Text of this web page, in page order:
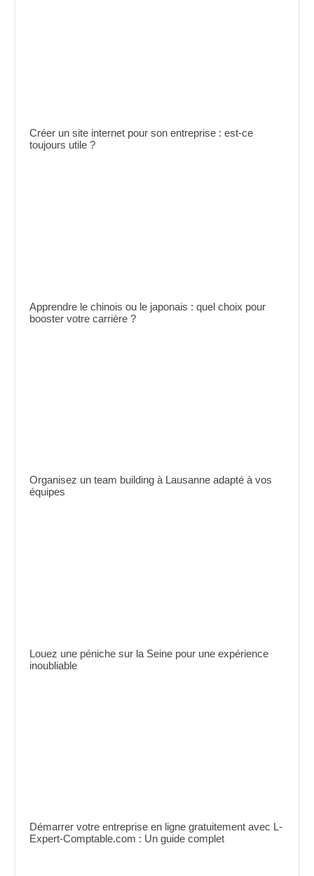
Créer un site internet pour son entreprise : est-ce
toujours utile ?
Apprendre le chinois ou le japonais : quel choix pour
booster votre carrière ?
Organisez un team building à Lausanne adapté à vos
équipes
Louez une péniche sur la Seine pour une expérience
inoubliable
Démarrer votre entreprise en ligne gratuitement avec L-
Expert-Comptable.com : Un guide complet